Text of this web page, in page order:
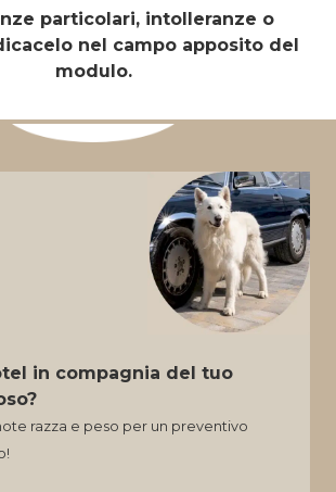
particolari, intolleranze o
nel campo apposito del
modulo.
in compagnia del tuo
razza e peso per un preventivo